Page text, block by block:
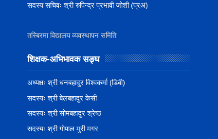
सदस्य सचिवः श्री रुपिन्द्र प्रभावी जोशी (प्रअ)
तस्बिरमा विद्यालय व्यवस्थापन समिति
शिक्षक-अभिभावक सङ्‍घ
अध्यक्षः श्री धनबहादुर विश्वकर्मा (डिबी)
सदस्यः श्री बेलबहादुर केसी
सदस्यः श्री सोमबहादुर श्रेष्ठ
सदस्यः श्री गोपाल मुरी मगर